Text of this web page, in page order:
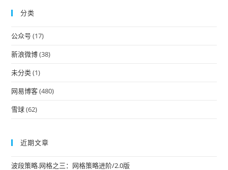
分类
公众号 (17)
新浪微博(38)
未分类(1)
网易博客(480)
雪球(62)
近期文章
波段策略.网格之三：网格策略进阶/2.0版